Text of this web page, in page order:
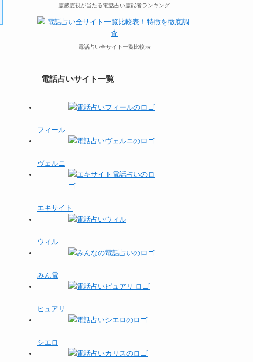
霊感霊視が当たる電話占い霊能者ランキング
電話占い全サイト一覧比較表
電話占いサイト一覧
フィール
ヴェルニ
エキサイト
ウィル
みん電
ピュアリ
シエロ